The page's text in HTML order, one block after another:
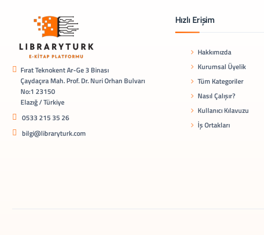
Fırat Teknokent Ar-Ge 3 Binası
Çaydaçıra Mah. Prof. Dr. Nuri Orhan Bulvarı
No:1 23150
Elazığ / Türkiye
0533 215 35 26
bilgi@libraryturk.com
Hızlı Erişim
Hakkımızda
Kurumsal Üyelik
Tüm Kategoriler
Nasıl Çalışır?
Kullanıcı Kılavuzu
İş Ortakları